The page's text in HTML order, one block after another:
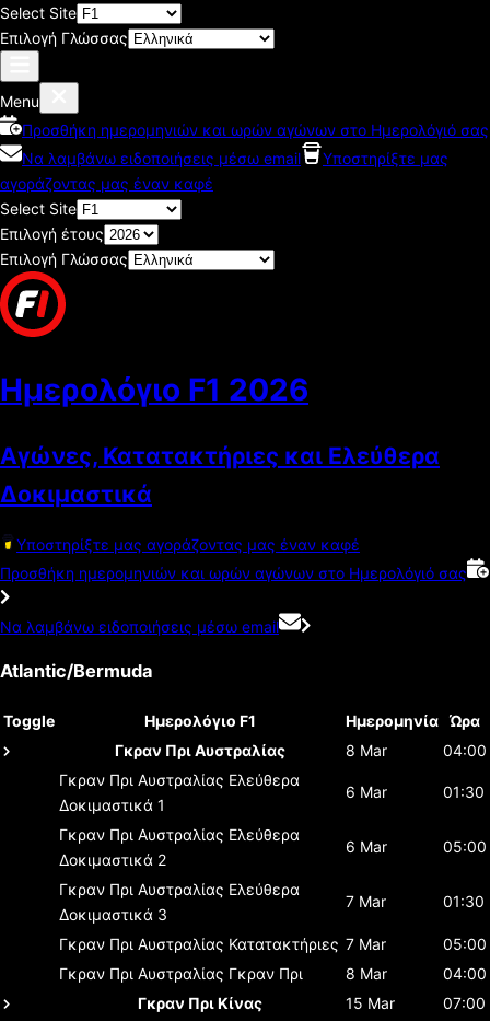
Select Site
Επιλογή Γλώσσας
Menu
Προσθήκη ημερομηνιών και ωρών αγώνων στο Ημερολόγιό σας
Να λαμβάνω ειδοποιήσεις μέσω email
Υποστηρίξτε μας
αγοράζοντας μας έναν καφέ
Select Site
Επιλογή έτους
Επιλογή Γλώσσας
Ημερολόγιο F1 2026
Αγώνες, Κατατακτήριες και Ελεύθερα
Δοκιμαστικά
Υποστηρίξτε μας αγοράζοντας μας έναν καφέ
Προσθήκη ημερομηνιών και ωρών αγώνων στο Ημερολόγιό σας
Να λαμβάνω ειδοποιήσεις μέσω email
Atlantic/Bermuda
Toggle Ημερολόγιο F1 Ημερομηνία Ώρα
Γκραν Πρι Αυστραλίας
8 Mar
04:00
Γκραν Πρι Αυστραλίας Ελεύθερα
Δοκιμαστικά 1
6 Mar 01:30
Γκραν Πρι Αυστραλίας Ελεύθερα
Δοκιμαστικά 2
6 Mar 05:00
Γκραν Πρι Αυστραλίας Ελεύθερα
Δοκιμαστικά 3
7 Mar 01:30
Γκραν Πρι Αυστραλίας Κατατακτήριες 7 Mar
05:00
Γκραν Πρι Αυστραλίας Γκραν Πρι 8 Mar
04:00
Γκραν Πρι Κίνας
15 Mar
07:00